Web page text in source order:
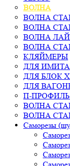
ВОЛНА
ВОЛНА
ВОЛНА
ВОЛНА
ВОЛНА
КЛЯЙМЕРЫ
ДЛЯ
ДЛЯ БЛОК
ДЛЯ
П-ПРОФИЛЬ
ВОЛНА
ВОЛНА
Саморезы